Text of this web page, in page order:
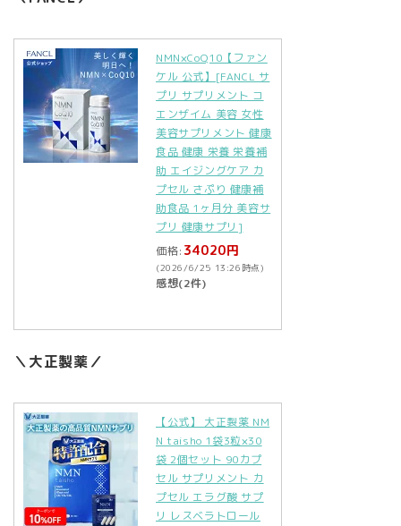
NMN×CoQ10【ファン
ケル 公式】[FANCL サ
プリ サプリメント コ
エンザイム 美容 女性
美容サプリメント 健康
食品 健康 栄養 栄養補
助 エイジングケア カ
プセル さぷり 健康補
助食品 1ヶ月分 美容サ
プリ 健康サプリ]
価格: 34020円
(2026/6/25 13:26時点)
感想(2件)
＼大正製薬／
【公式】 大正製薬 NM
N taisho 1袋3粒×30
袋 2個セット 90カプ
セル サプリメント カ
プセル エラグ酸 サプ
リ レスベラトロール